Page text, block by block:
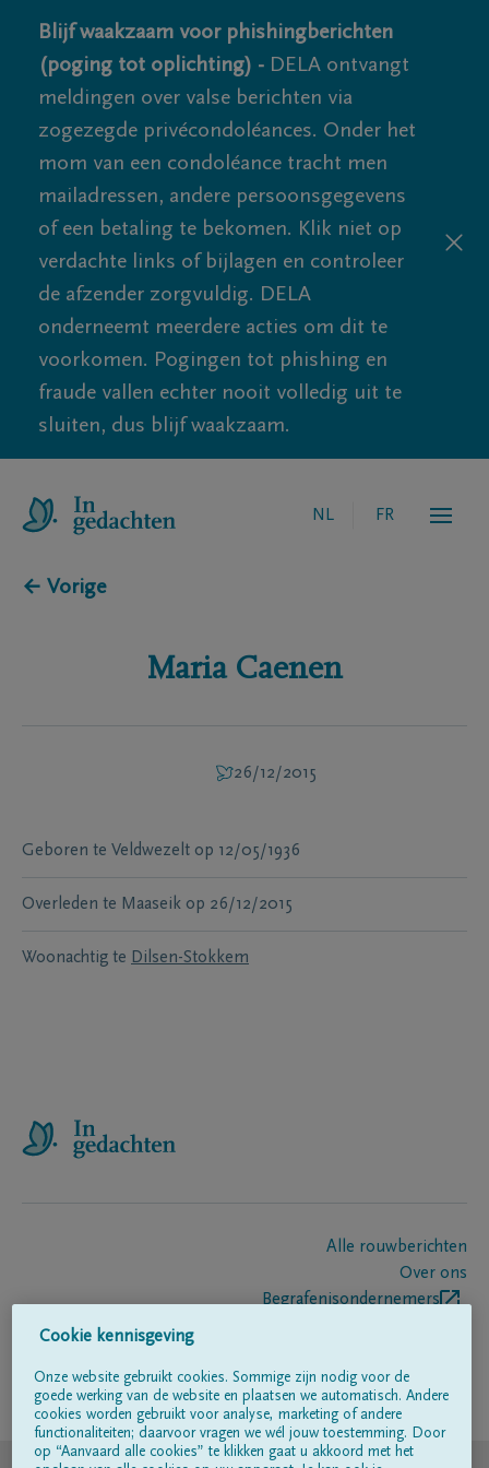
Blijf waakzaam voor phishingberichten
(poging tot oplichting) - DELA ontvangt
meldingen over valse berichten via
zogezegde privécondoléances. Onder het
mom van een condoléance tracht men
mailadressen, andere persoonsgegevens
of een betaling te bekomen. Klik niet op
verdachte links of bijlagen en controleer
de afzender zorgvuldig. DELA
onderneemt meerdere acties om dit te
voorkomen. Pogingen tot phishing en
fraude vallen echter nooit volledig uit te
sluiten, dus blijf waakzaam.
NL FR
← Vorige
Maria Caenen
26/12/2015
Geboren te Veldwezelt op 12/05/1936
Overleden te Maaseik op 26/12/2015
Woonachtig te Dilsen-Stokkem
Alle rouwberichten
Over ons
Begrafenisondernemers
Volg ons op
Cookie kennisgeving
Onze website gebruikt cookies. Sommige zijn nodig voor de
goede werking van de website en plaatsen we automatisch. Andere
cookies worden gebruikt voor analyse, marketing of andere
functionaliteiten; daarvoor vragen we wél jouw toestemming. Door
op “Aanvaard alle cookies” te klikken gaat u akkoord met het